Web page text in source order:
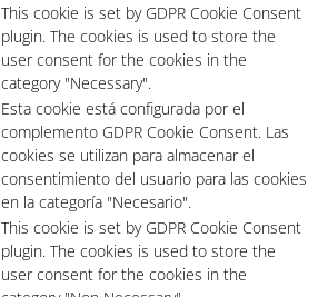
This cookie is set by GDPR Cookie Consent
plugin. The cookies is used to store the
user consent for the cookies in the
category "Necessary".
Esta cookie está configurada por el
complemento GDPR Cookie Consent. Las
cookies se utilizan para almacenar el
consentimiento del usuario para las cookies
en la categoría "Necesario".
This cookie is set by GDPR Cookie Consent
plugin. The cookies is used to store the
user consent for the cookies in the